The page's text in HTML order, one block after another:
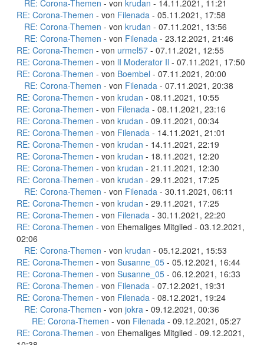
RE: Corona-Themen - von krudan - 14.11.2021, 11:21
RE: Corona-Themen - von Filenada - 05.11.2021, 17:58
RE: Corona-Themen - von krudan - 07.11.2021, 13:56
RE: Corona-Themen - von Filenada - 23.12.2021, 21:46
RE: Corona-Themen - von urmel57 - 07.11.2021, 12:55
RE: Corona-Themen - von lI Moderator Il - 07.11.2021, 17:50
RE: Corona-Themen - von Boembel - 07.11.2021, 20:00
RE: Corona-Themen - von Filenada - 07.11.2021, 20:38
RE: Corona-Themen - von krudan - 08.11.2021, 10:55
RE: Corona-Themen - von Filenada - 08.11.2021, 23:16
RE: Corona-Themen - von krudan - 09.11.2021, 00:34
RE: Corona-Themen - von Filenada - 14.11.2021, 21:01
RE: Corona-Themen - von krudan - 14.11.2021, 22:19
RE: Corona-Themen - von krudan - 18.11.2021, 12:20
RE: Corona-Themen - von krudan - 21.11.2021, 12:30
RE: Corona-Themen - von krudan - 29.11.2021, 17:25
RE: Corona-Themen - von Filenada - 30.11.2021, 06:11
RE: Corona-Themen - von krudan - 29.11.2021, 17:25
RE: Corona-Themen - von Filenada - 30.11.2021, 22:20
RE: Corona-Themen - von Ehemaliges Mitglied - 03.12.2021,
02:06
RE: Corona-Themen - von krudan - 05.12.2021, 15:53
RE: Corona-Themen - von Susanne_05 - 05.12.2021, 16:44
RE: Corona-Themen - von Susanne_05 - 06.12.2021, 16:33
RE: Corona-Themen - von Filenada - 07.12.2021, 19:31
RE: Corona-Themen - von Filenada - 08.12.2021, 19:24
RE: Corona-Themen - von jokra - 09.12.2021, 00:36
RE: Corona-Themen - von Filenada - 09.12.2021, 05:27
RE: Corona-Themen - von Ehemaliges Mitglied - 09.12.2021,